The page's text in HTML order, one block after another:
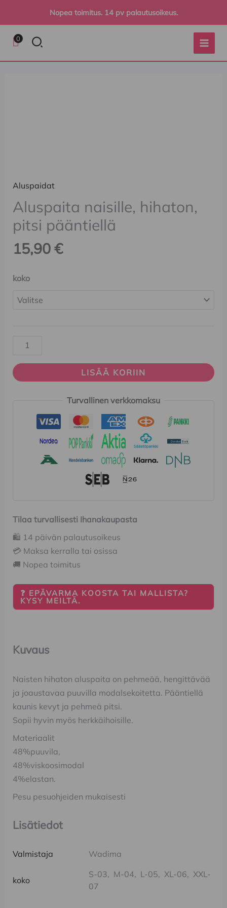
Nopea toimitus. 14 pv palautusoikeus.
0 Hae
Aluspaidat
Aluspaita naisille, hihaton,
pitsi pääntiellä
15,90€
koko
LISÄÄ KORIIN
Turvallinen verkkomaksu
Tilaa turvallisesti Ihanakaupasta
🛍️ 14 päivän palautusoikeus
💳 Maksa kerralla tai osissa
🚚 Nopea toimitus
❓ EPÄVARMA KOOSTA TAI MALLISTA?
KYSY MEILTÄ.
Kuvaus
Naisten hihaton aluspaita on pehmeää, hengittävää
ja joaustavaa puuvilla modalsekoitetta. Pääntiellä
kaunis kevyt ja pehmeä pitsi.
Sopii hyvin myös herkkäihoisille.
Materiaalit
48%puuvila,
48%viskoosimodal
4%elastan.
Pesu pesuohjeiden mukaisesti
Lisätiedot
Valmistaja Wadima
koko
S-03, M-04, L-05, XL-06, XXL-
07